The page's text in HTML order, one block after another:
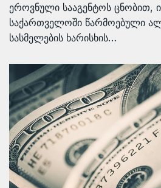
ეროვნული სააგენტოს ცნობით,
საქართველოში წარმოებული
სასმელების ხარისხის…